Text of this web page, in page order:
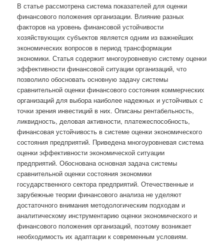
В статье рассмотрена система показателей для оценки
финансового положения организации. Влияние разных
факторов на уровень финансовой устойчивости
хозяйствующих субъектов является одним из важнейших
экономических вопросов в период трансформации
экономики. Статья содержит многоуровневую систему оценки
эффективности финансовой ситуации организаций, что
позволило обосновать основную задачу системы
сравнительной оценки финансового состояния коммерческих
организаций для выбора наиболее надежных и устойчивых с
точки зрения инвестиций в них. Описаны рентабельность,
ликвидность, деловая активности, платежеспособность,
финансовая устойчивость в системе оценки экономического
состояния предприятий. Приведена многоуровневая система
оценки эффективности экономической ситуации
предприятий. Обоснована основная задача системы
сравнительной оценки состояния экономики
государственного сектора предприятий. Отечественные и
зарубежные теории финансового анализа не уделяют
достаточного внимания методологическим подходам и
аналитическому инструментарию оценки экономического и
финансового положения организаций, поэтому возникает
необходимость их адаптации к современным условиям.